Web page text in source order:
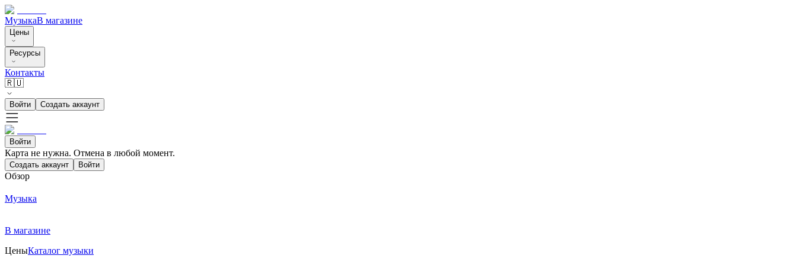
МузыкаВ магазине
Цены
Ресурсы
Контакты
🇷🇺
Войти Создать аккаунт
Войти
Карта не нужна. Отмена в любой момент.
Создать аккаунт Войти
Обзор
Музыка
В магазине
ЦеныКаталог музыки